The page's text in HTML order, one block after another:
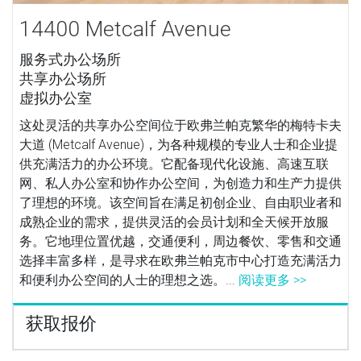
14400 Metcalf Avenue
服务式办公场所
共享办公场所
虚拟办公室
这处灵活的共享办公空间位于欧弗兰帕克繁华的梅特卡夫
大道 (Metcalf Avenue)，为各种规模的专业人士和企业提
供充满活力的办公环境。它配备现代化设施、高速互联
网、私人办公室和协作办公空间，为创造力和生产力提供
了理想的环境。该空间旨在满足初创企业、自由职业者和
成熟企业的需求，提供灵活的会员计划和全天候开放服
务。它地理位置优越，交通便利，周边餐饮、零售和交通
选择丰富多样，是寻求在欧弗兰帕克市中心打造充满活力
和便利办公空间的人士的理想之选。... 阅读更多 >>
获取报价